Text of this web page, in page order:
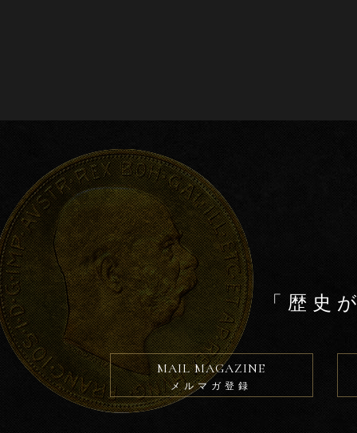
o
「歴史
MAIL MAGAZINE
メルマガ登録